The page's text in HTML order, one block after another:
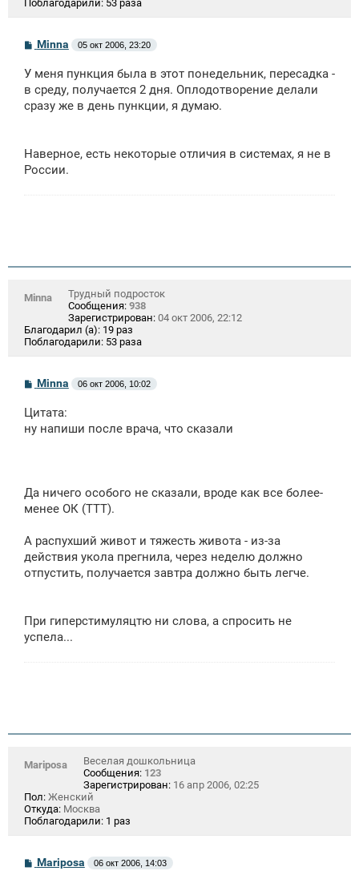
Поблагодарили: 53 раза
С
б
щ
н
Minna 05 окт 2006, 23:20
У меня пункция была в этот понедельник, пересадка -
в среду, получается 2 дня. Оплодотворение делали
сразу же в день пункции, я думаю.
Наверное, есть некоторые отличия в системах, я не в
России.
Minna
Трудный подросток
Сообщения: 938
Зарегистрирован: 04 окт 2006, 22:12
Благодарил (а): 19 раз
Поблагодарили: 53 раза
С
о
б
щ
е
Minna 06 окт 2006, 10:02
Цитата:
ну напиши после врача, что сказали
Да ничего особого не сказали, вроде как все более-
менее ОК (ТТТ).
А распухший живот и тяжесть живота - из-за
действия укола прегнила, через неделю должно
отпустить, получается завтра должно быть легче.
При гиперстимуляцтю ни слова, а спросить не
успела...
Mariposa
Веселая дошкольница
Сообщения: 123
Зарегистрирован: 16 апр 2006, 02:25
Пол: Женский
Откуда: Москва
Поблагодарили: 1 раз
С
о
Mariposa 06 окт 2006, 14:03